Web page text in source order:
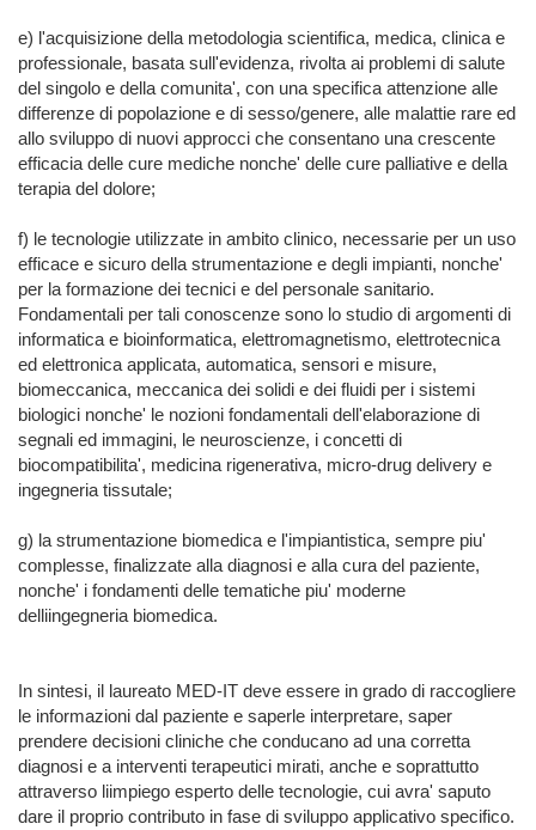
e) l'acquisizione della metodologia scientifica, medica, clinica e
professionale, basata sull'evidenza, rivolta ai problemi di salute
del singolo e della comunita', con una specifica attenzione alle
differenze di popolazione e di sesso/genere, alle malattie rare ed
allo sviluppo di nuovi approcci che consentano una crescente
efficacia delle cure mediche nonche' delle cure palliative e della
terapia del dolore;
f) le tecnologie utilizzate in ambito clinico, necessarie per un uso
efficace e sicuro della strumentazione e degli impianti, nonche'
per la formazione dei tecnici e del personale sanitario.
Fondamentali per tali conoscenze sono lo studio di argomenti di
informatica e bioinformatica, elettromagnetismo, elettrotecnica
ed elettronica applicata, automatica, sensori e misure,
biomeccanica, meccanica dei solidi e dei fluidi per i sistemi
biologici nonche' le nozioni fondamentali dell'elaborazione di
segnali ed immagini, le neuroscienze, i concetti di
biocompatibilita', medicina rigenerativa, micro-drug delivery e
ingegneria tissutale;
g) la strumentazione biomedica e l'impiantistica, sempre piu'
complesse, finalizzate alla diagnosi e alla cura del paziente,
nonche' i fondamenti delle tematiche piu' moderne
delliingegneria biomedica.
In sintesi, il laureato MED-IT deve essere in grado di raccogliere
le informazioni dal paziente e saperle interpretare, saper
prendere decisioni cliniche che conducano ad una corretta
diagnosi e a interventi terapeutici mirati, anche e soprattutto
attraverso liimpiego esperto delle tecnologie, cui avra' saputo
dare il proprio contributo in fase di sviluppo applicativo specifico.